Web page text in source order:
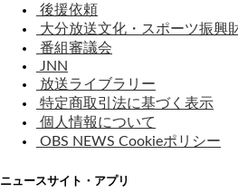
後援依頼
大分放送文化・スポーツ振興
番組審議会
JNN
放送ライブラリー
特定商取引法に基づく表示
個人情報について
OBS NEWS Cookieポリシー
ニュースサイト・アプリ